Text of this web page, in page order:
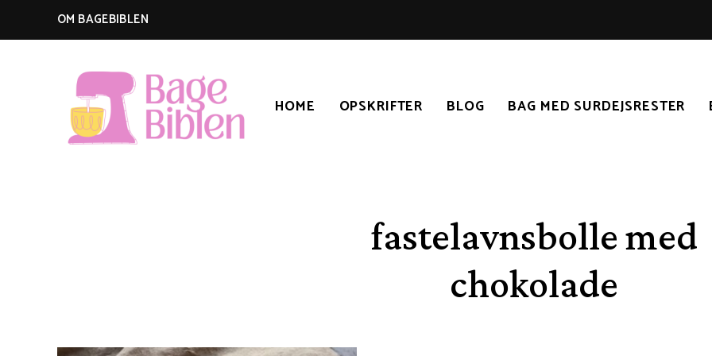
OM BAGEBIBLEN
HOME OPSKRIFTER BLOG BAG MED SURDEJSRESTER
fastelavnsbolle med
chokolade